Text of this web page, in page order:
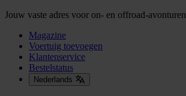
Jouw vaste adres voor on- en offroad-avonturen
Magazine
Voertuig toevoegen
Klantenservice
Bestelstatus
Nederlands